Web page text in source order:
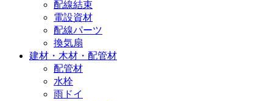
配線結束
電設資材
配線パーツ
換気扇
建材・木材・配管材
配管材
水栓
雨ドイ